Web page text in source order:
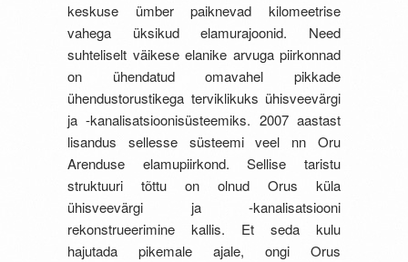
keskuse ümber paiknevad kilomeetrise
vahega üksikud elamurajoonid. Need
suhteliselt väikese elanike arvuga piirkonnad
on ühendatud omavahel pikkade
ühendustorustikega terviklikuks ühisveevärgi
ja -kanalisatsioonisüsteemiks. 2007 aastast
lisandus sellesse süsteemi veel nn Oru
Arenduse elamupiirkond. Sellise taristu
struktuuri tõttu on olnud Orus küla
ühisveevärgi ja -kanalisatsiooni
rekonstrueerimine kallis. Et seda kulu
hajutada pikemale ajale, ongi Orus